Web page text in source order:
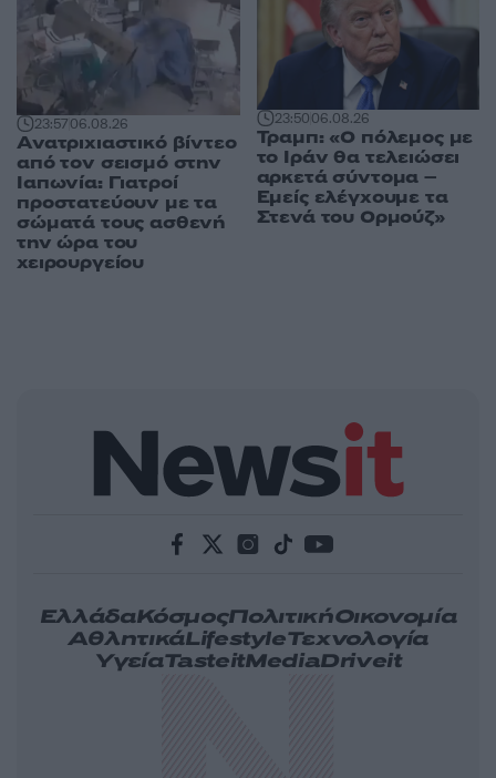
23:5706.08.26
Ανατριχιαστικό βίντεο
από τον σεισμό στην
Ιαπωνία: Γιατροί
προστατεύουν με τα
σώματά τους ασθενή
την ώρα του
χειρουργείου
23:5006.08.26
Τραμπ: «Ο πόλεμος με
το Ιράν θα τελειώσει
αρκετά σύντομα –
Εμείς ελέγχουμε τα
Στενά του Ορμούζ»
ΕλλάδαΚόσμοςΠολιτικήΟικονομία
ΑθλητικάLifestyleΤεχνολογία
ΥγείαTasteitMediaDriveit